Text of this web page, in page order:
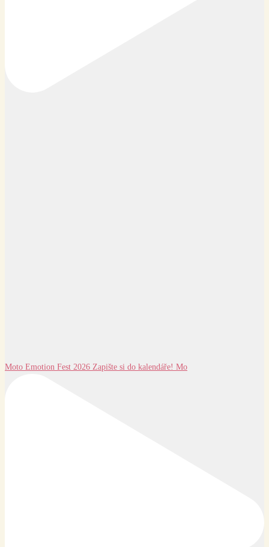
Moto Emotion Fest 2026 Zapište si do kalendáře! Mo